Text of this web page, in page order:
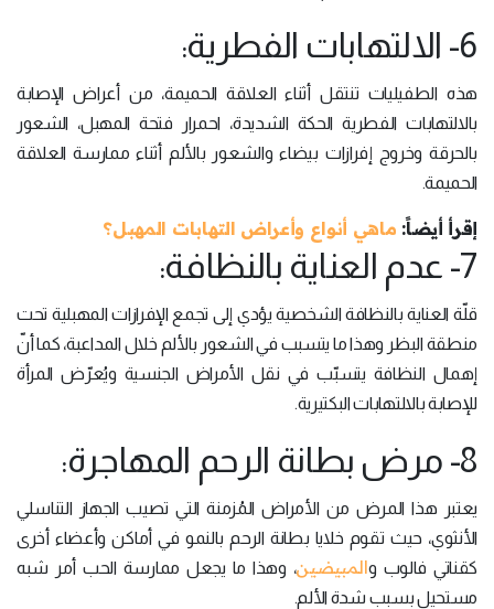
6- الالتهابات الفطرية:
هذه الطفيليات تنتقل أثناء العلاقة الحميمة، من أعراض الإصابة
بالالتهابات الفطرية الحكة الشديدة، احمرار فتحة المهبل، الشعور
بالحرقة وخروج إفرازات بيضاء والشعور بالألم أثناء ممارسة العلاقة
الحميمة.
إقرأ أيضاً: ماهي أنواع وأعراض التهابات المهبل؟
7- عدم العناية بالنظافة:
قلّة العناية بالنظافة الشخصية يؤدي إلى تجمع الإفرازات المهبلية تحت
منطقة البظر وهذا ما يتسبب في الشعور بالألم خلال المداعبة، كما أنّ
إهمال النظافة يتسبّب في نقل الأمراض الجنسية ويُعرّض المرأة
للإصابة بالالتهابات البكتيرية.
8- مرض بطانة الرحم المهاجرة:
يعتبر هذا المرض من الأمراض المُزمنة التي تصيب الجهاز التناسلي
الأنثوي، حيث تقوم خلايا بطانة الرحم بالنمو في أماكن وأعضاء أخرى
كقناتي فالوب والمبيضين، وهذا ما يجعل ممارسة الحب أمر شبه
مستحيل بسبب شدة الألم.